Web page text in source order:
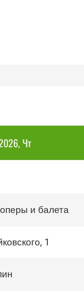
Чт
и балета
1